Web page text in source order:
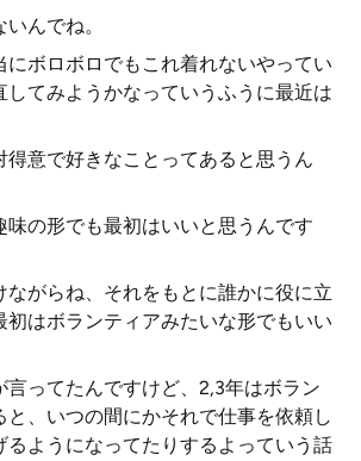
んでね。
にボロボロでもこれ着れないやってい
してみようかなっていうふうに最近は
得意で好きなことってあると思うん
味の形でも最初はいいと思うんです
ながらね、それをもとに誰かに役に立
初はボランティアみたいな形でもいい
言ってたんですけど、2,3年はボラン
と、いつの間にかそれで仕事を依頼し
るようになってたりするよっていう話